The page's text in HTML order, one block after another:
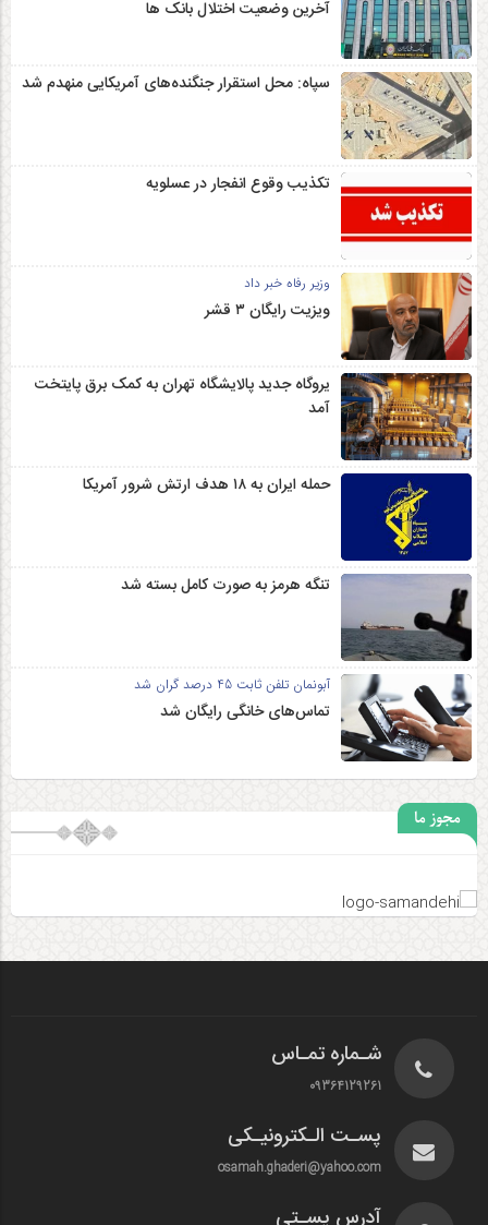
آخرین وضعیت اختلال بانک ها
سپاه: محل استقرار جنگنده‌های آمریکایی منهدم شد
تکذیب وقوع انفجار در عسلویه
وزیر رفاه خبر داد
ویزیت رایگان ۳ قشر
یروگاه جدید پالایشگاه تهران به کمک برق پایتخت
آمد
حمله ایران به ۱۸ هدف ارتش شرور آمریکا
تنگه هرمز به صورت کامل بسته شد
آبونمان تلفن ثابت 45 درصد گران شد
تماس‌های خانگی رایگان شد
مجوز ما
شـماره تمـاس
09364129261
پسـت الـکترونیـکی
osamah.ghaderi@yahoo.com